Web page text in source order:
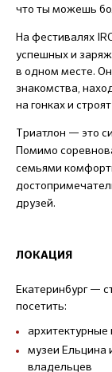
что ты можешь
На фестивалях
успешных и
в одном месте.
знакомства,
на гонках и
Триатлон — это
Помимо
семьями
друзей.
ЛОКАЦИЯ
Екатеринбург —
посетить:
музеи Ельцина
владельцев